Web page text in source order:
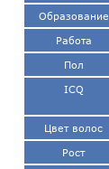
Образование
Работа
Пол
ICQ
Цвет волос
Рост